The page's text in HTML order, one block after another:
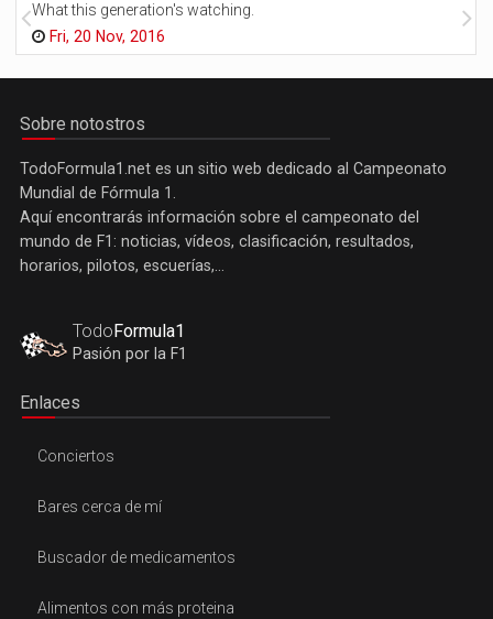
What this generation's watching.
Fri, 20 Nov, 2016
Sobre notostros
TodoFormula1.net es un sitio web dedicado al Campeonato
Mundial de Fórmula 1.
Aquí encontrarás información sobre el campeonato del
mundo de F1: noticias, vídeos, clasificación, resultados,
horarios, pilotos, escuerías,...
Todo Formula1
Pasión por la F1
Enlaces
Conciertos
Bares cerca de mí
Buscador de medicamentos
Alimentos con más proteina